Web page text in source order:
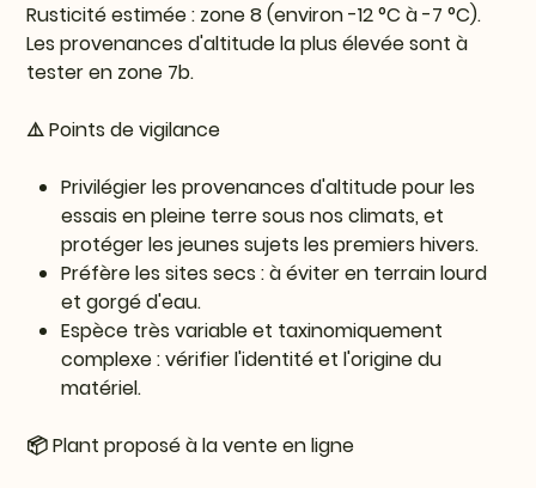
Rusticité estimée : zone 8 (environ -12 °C à -7 °C).
Les provenances d'altitude la plus élevée sont à
tester en zone 7b.
⚠️ Points de vigilance
Privilégier les provenances d'altitude pour les
essais en pleine terre sous nos climats, et
protéger les jeunes sujets les premiers hivers.
Préfère les sites secs : à éviter en terrain lourd
et gorgé d'eau.
Espèce très variable et taxinomiquement
complexe : vérifier l'identité et l'origine du
matériel.
📦 Plant proposé à la vente en ligne